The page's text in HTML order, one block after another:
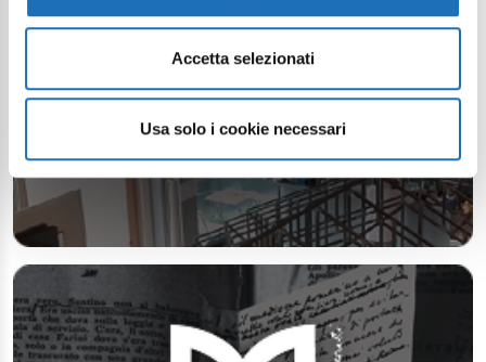
Accetta selezionati
Usa solo i cookie necessari